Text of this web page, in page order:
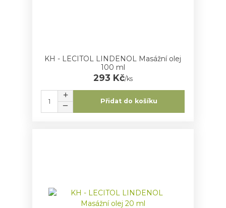
KH - LECITOL LINDENOL Masážní olej
100 ml
293 Kč/ks
Přidat do košíku